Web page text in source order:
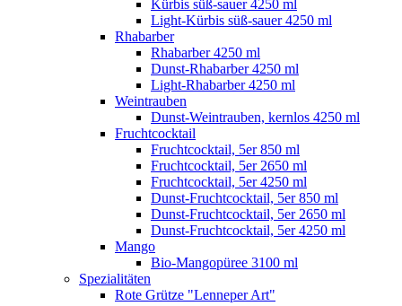
Kürbis süß-sauer 4250 ml
Light-Kürbis süß-sauer 4250 ml
Rhabarber
Rhabarber 4250 ml
Dunst-Rhabarber 4250 ml
Light-Rhabarber 4250 ml
Weintrauben
Dunst-Weintrauben, kernlos 4250 ml
Fruchtcocktail
Fruchtcocktail, 5er 850 ml
Fruchtcocktail, 5er 2650 ml
Fruchtcocktail, 5er 4250 ml
Dunst-Fruchtcocktail, 5er 850 ml
Dunst-Fruchtcocktail, 5er 2650 ml
Dunst-Fruchtcocktail, 5er 4250 ml
Mango
Bio-Mangopüree 3100 ml
Spezialitäten
Rote Grütze "Lenneper Art"